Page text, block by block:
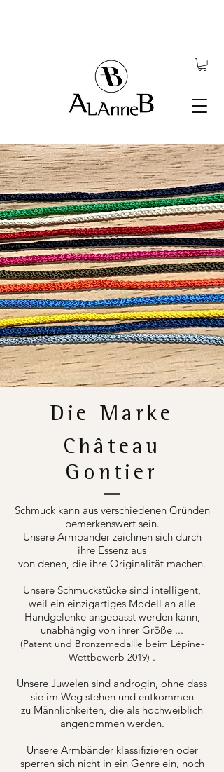
Die Marke
Château
Gontier
Schmuck kann aus verschiedenen Gründen
bemerkenswert sein.
Unsere Armbänder zeichnen sich durch
ihre Essenz aus
von denen, die ihre Originalität machen.
Unsere Schmuckstücke sind intelligent,
weil ein einzigartiges Modell an alle
Handgelenke angepasst werden kann,
unabhängig von ihrer Größe ...
(Patent und Bronzemedaille beim Lépine-
Wettbewerb 2019) .
Unsere Juwelen sind androgin, ohne dass
sie im Weg stehen und entkommen
zu Männlichkeiten, die als hochweiblich
angenommen werden.
Unsere Armbänder klassifizieren oder
sperren sich nicht in ein Genre ein, noch